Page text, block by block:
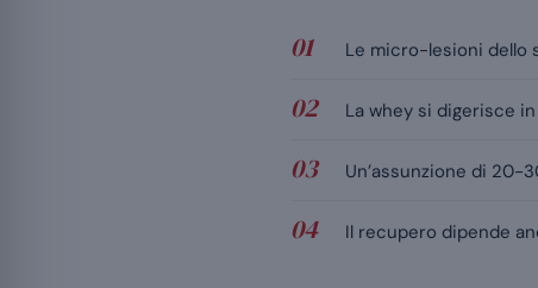
Le micro-lesioni dello
La whey si digerisce
Un’assunzione di
Il recupero dipende